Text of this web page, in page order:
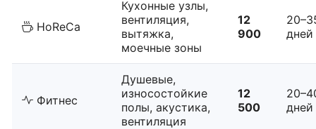
HoReCa
Кухонные узлы,
вентиляция,
вытяжка,
моечные зоны
12
900
дней
Фитнес
Душевые,
износостойкие
полы, акустика,
вентиляция
12
500
дней